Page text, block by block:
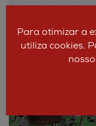
Para otimizar a
utiliza cookies.